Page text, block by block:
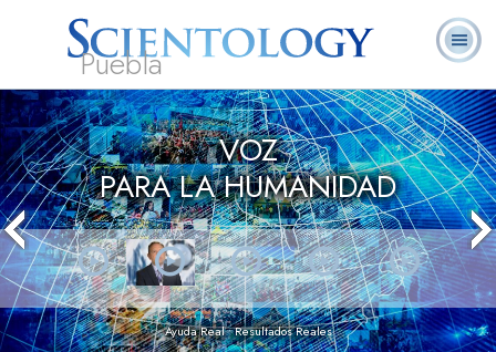
Puebla
L. Ronald
Hubbard
¿Qué es
Scientology?
Ministros
Voluntarios
Preguntas
Frecuentes
Libros
VOZ
PARA LA HUMANIDAD
Ayuda Real • Resultados Reales